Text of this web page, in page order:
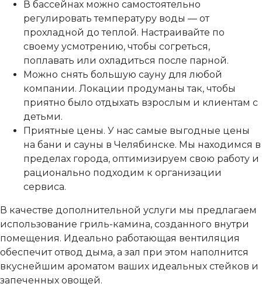
В бассейнах можно самостоятельно
регулировать температуру воды — от
прохладной до теплой. Настраивайте по
своему усмотрению, чтобы согреться,
поплавать или охладиться после парной.
Можно снять большую сауну для любой
компании. Локации продуманы так, чтобы
приятно было отдыхать взрослым и клиентам с
детьми.
Приятные цены. У нас самые выгодные цены
на бани и сауны в Челябинске. Мы находимся в
пределах города, оптимизируем свою работу и
рационально подходим к организации
сервиса.
В качестве дополнительной услуги мы предлагаем
использование гриль-камина, созданного внутри
помещения. Идеально работающая вентиляция
обеспечит отвод дыма, а зал при этом наполнится
вкуснейшим ароматом ваших идеальных стейков и
запеченных овощей.